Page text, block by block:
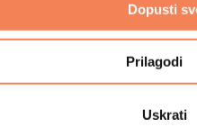
Dopusti
Prilagodi
Uskrati